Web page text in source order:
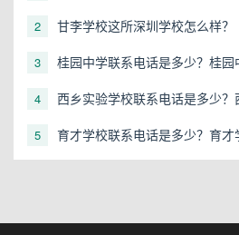
2 甘李学校这所深圳学校怎么样？
3
桂园中学联系电话是多少？桂
4
西乡实验学校联系电话是多少
5
育才学校联系电话是多少？育
少？